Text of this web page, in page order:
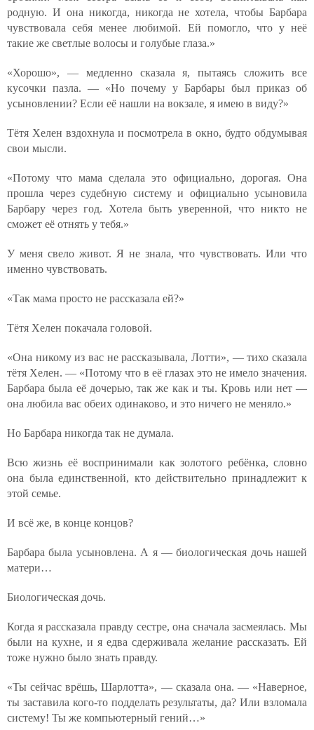
родную. И она никогда, никогда не хотела, чтобы Барбара
чувствовала себя менее любимой. Ей помогло, что у неё
такие же светлые волосы и голубые глаза.»
«Хорошо», — медленно сказала я, пытаясь сложить все
кусочки пазла. — «Но почему у Барбары был приказ об
усыновлении? Если её нашли на вокзале, я имею в виду?»
Тётя Хелен вздохнула и посмотрела в окно, будто обдумывая
свои мысли.
«Потому что мама сделала это официально, дорогая. Она
прошла через судебную систему и официально усыновила
Барбару через год. Хотела быть уверенной, что никто не
сможет её отнять у тебя.»
У меня свело живот. Я не знала, что чувствовать. Или что
именно чувствовать.
«Так мама просто не рассказала ей?»
Тётя Хелен покачала головой.
«Она никому из вас не рассказывала, Лотти», — тихо сказала
тётя Хелен. — «Потому что в её глазах это не имело значения.
Барбара была её дочерью, так же как и ты. Кровь или нет —
она любила вас обеих одинаково, и это ничего не меняло.»
Но Барбара никогда так не думала.
Всю жизнь её воспринимали как золотого ребёнка, словно
она была единственной, кто действительно принадлежит к
этой семье.
И всё же, в конце концов?
Барбара была усыновлена. А я — биологическая дочь нашей
матери…
Биологическая дочь.
Когда я рассказала правду сестре, она сначала засмеялась. Мы
были на кухне, и я едва сдерживала желание рассказать. Ей
тоже нужно было знать правду.
«Ты сейчас врёшь, Шарлотта», — сказала она. — «Наверное,
ты заставила кого-то подделать результаты, да? Или взломала
систему! Ты же компьютерный гений…»